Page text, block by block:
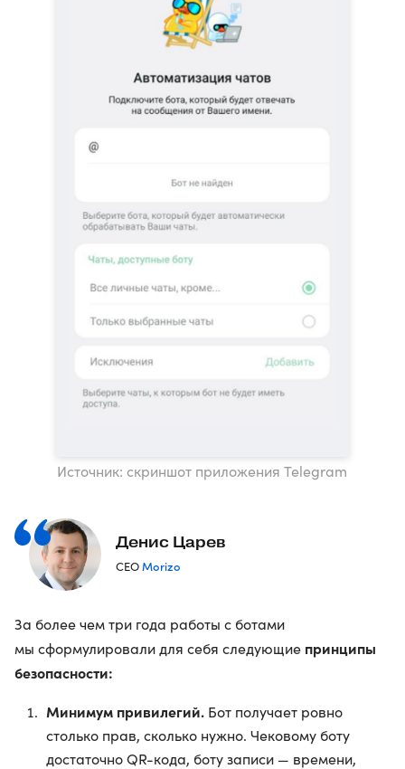
Источник: скриншот приложения Telegram
Денис Царев
СЕОMorizo
За более чем три года работы с ботами
мы сформулировали для себя следующие принципы
безопасности:
Минимум привилегий. Бот получает ровно
столько прав, сколько нужно. Чековому боту
достаточно QR-кода, боту записи — времени,